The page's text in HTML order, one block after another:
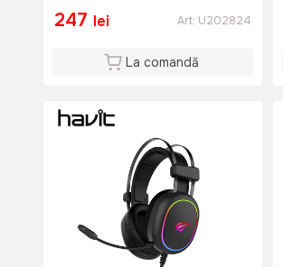
247 lei Art: U202824
La comandă